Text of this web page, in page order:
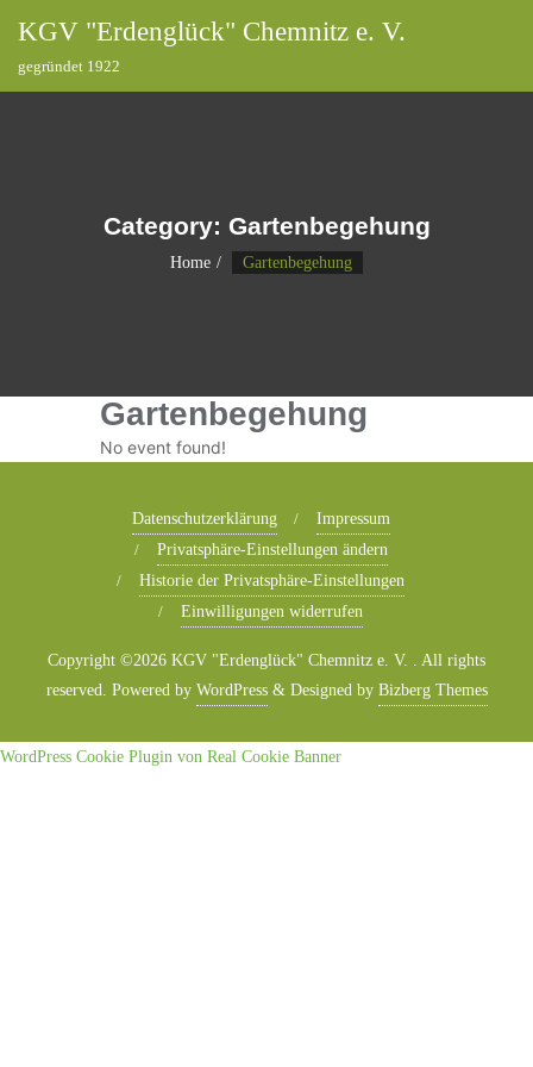
KGV "Erdenglück" Chemnitz e. V.
gegründet 1922
Category: Gartenbegehung
Home Gartenbegehung
Gartenbegehung
No event found!
Datenschutzerklärung
Impressum
Privatsphäre-Einstellungen ändern
Historie der Privatsphäre-Einstellungen
Einwilligungen widerrufen
Copyright ©2026 KGV "Erdenglück" Chemnitz e. V. . All rights
reserved. Powered by WordPress & Designed by Bizberg Themes
WordPress Cookie Plugin von Real Cookie Banner